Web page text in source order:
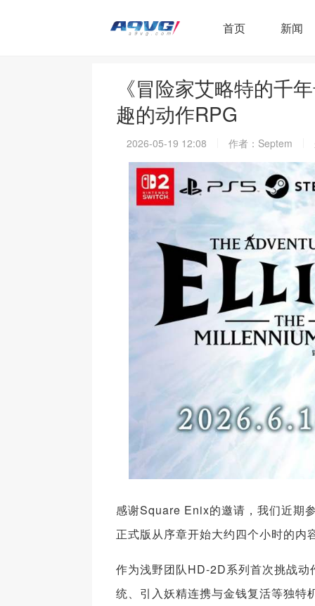
首页 新闻
《冒险家艾略特的千
趣的动作RPG
2026-05-19 12:08 作者：Septem
感谢Square Enix的邀请，我们近期
正式版从序章开始大约四个小时的内
作为浅野团队HD-2D系列首次挑战
统、引入妖精连携与金钱复活等独